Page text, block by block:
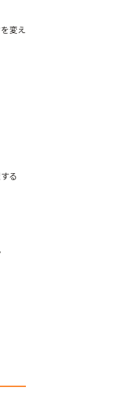
変え
る